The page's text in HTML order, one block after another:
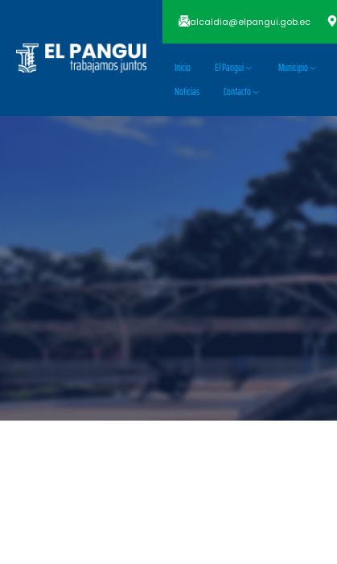
alcaldia@elpangui.gob.ec
Inicio El Pangui Municipio
Noticias
Contacto